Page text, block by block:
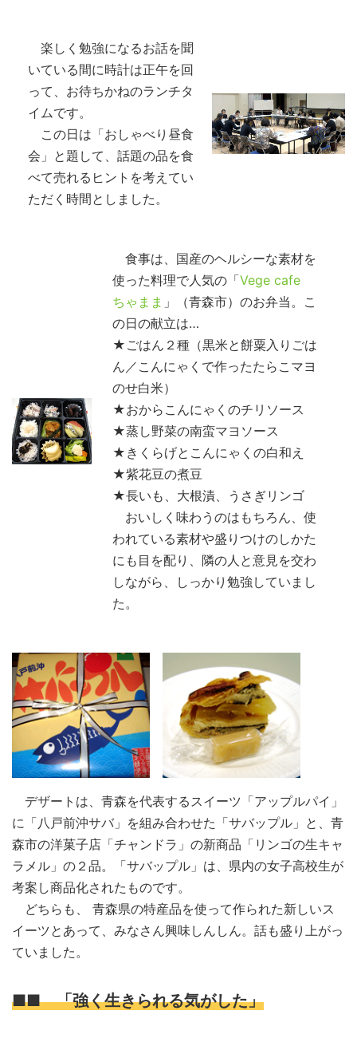
楽しく勉強になるお話を聞
いている間に時計は正午を回
って、お待ちかねのランチタ
イムです。
この日は「おしゃべり昼食
会」と題して、話題の品を食
べて売れるヒントを考えてい
ただく時間としました。
食事は、国産のヘルシーな素材を
使った料理で人気の「Vege cafe
ちゃまま 」（青森市）のお弁当。こ
の日の献立は…
★ごはん２種（黒米と餅粟入りごは
ん／こんにゃくで作ったたらこマヨ
のせ白米）
★おからこんにゃくのチリソース
★蒸し野菜の南蛮マヨソース
★きくらげとこんにゃくの白和え
★紫花豆の煮豆
★長いも、大根漬、うさぎリンゴ
おいしく味わうのはもちろん、使
われている素材や盛りつけのしかた
にも目を配り、隣の人と意見を交わ
しながら、しっかり勉強していまし
た。
デザートは、青森を代表するスイーツ「アップルパイ」
に「八戸前沖サバ」を組み合わせた「サバップル」と、青
森市の洋菓子店「チャンドラ」の新商品「リンゴの生キャ
ラメル」の２品。「サバップル」は、県内の女子高校生が
考案し商品化されたものです。
どちらも、 青森県の特産品を使って作られた新しいス
イーツとあって、みなさん興味しんしん。話も盛り上がっ
ていました。
■■ 「強く生きられる気がした」